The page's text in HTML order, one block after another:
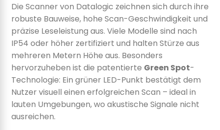
Die Scanner von Datalogic zeichnen sich durch ihre
robuste Bauweise, hohe Scan-Geschwindigkeit und
präzise Leseleistung aus. Viele Modelle sind nach
IP54 oder höher zertifiziert und halten Stürze aus
mehreren Metern Höhe aus. Besonders
hervorzuheben ist die patentierte Green Spot-
Technologie: Ein grüner LED-Punkt bestätigt dem
Nutzer visuell einen erfolgreichen Scan – ideal in
lauten Umgebungen, wo akustische Signale nicht
ausreichen.